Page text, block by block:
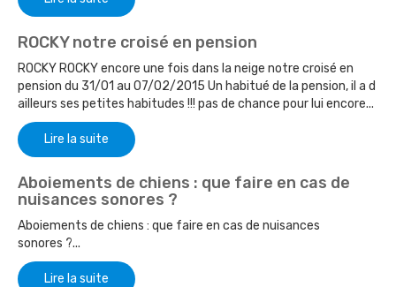
ROCKY notre croisé en pension
ROCKY ROCKY encore une fois dans la neige notre croisé en
pension du 31/01 au 07/02/2015 Un habitué de la pension, il a d
ailleurs ses petites habitudes !!! pas de chance pour lui encore...
Lire la suite
Aboiements de chiens : que faire en cas de
nuisances sonores ?
Aboiements de chiens : que faire en cas de nuisances
sonores ?...
Lire la suite